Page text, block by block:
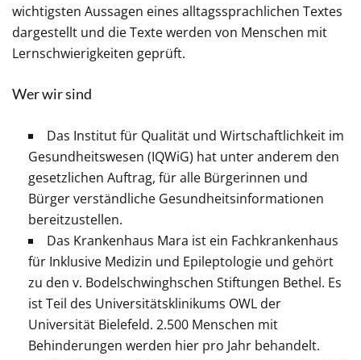
wichtigsten Aussagen eines alltagssprachlichen Textes
dargestellt und die Texte werden von Menschen mit
Lernschwierigkeiten geprüft.
Wer wir sind
Das Institut für Qualität und Wirtschaftlichkeit im
Gesundheitswesen (IQWiG) hat unter anderem den
gesetzlichen Auftrag, für alle Bürgerinnen und
Bürger verständliche Gesundheitsinformationen
bereitzustellen.
Das Krankenhaus Mara ist ein Fachkrankenhaus
für Inklusive Medizin und Epileptologie und gehört
zu den v. Bodelschwinghschen Stiftungen Bethel. Es
ist Teil des Universitätsklinikums OWL der
Universität Bielefeld. 2.500 Menschen mit
Behinderungen werden hier pro Jahr behandelt.